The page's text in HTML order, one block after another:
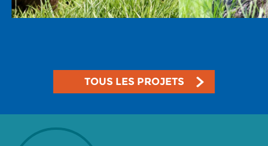
TOUS LES PROJETS